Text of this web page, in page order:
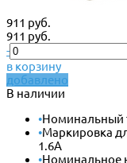
911 руб.
911 руб.
-
в корзину
добавлено
В наличии
•Номинальный
•Маркировка
1.6А
•Номинальное